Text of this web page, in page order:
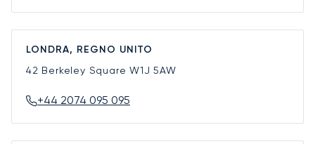
LONDRA, REGNO UNITO
42 Berkeley SquareW1J 5AW
+44 2074 095 095